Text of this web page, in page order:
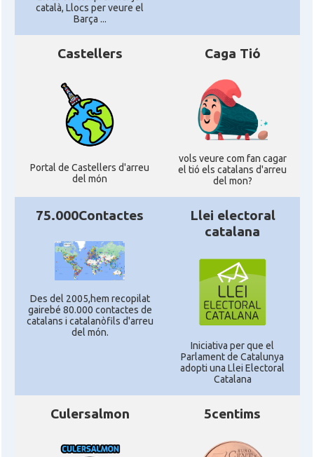
català, Llocs per veure el
Barça ...
Castellers
Portal de Castellers d'arreu
del món
Caga Tió
vols veure com fan cagar
el tió els catalans d'arreu
del mon?
75.000Contactes
Des del 2005,hem recopilat
gairebé 80.000 contactes de
catalans i catalanòfils d'arreu
del món.
Llei electoral
catalana
Iniciativa per que el
Parlament de Catalunya
adopti una Llei Electoral
Catalana
Culersalmon 5centims